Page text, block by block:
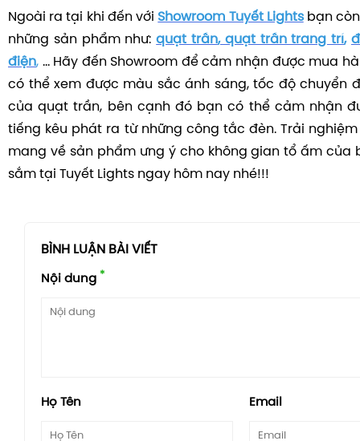
Ngoài ra tại khi đến với Showroom Tuyết Lightsbạn
những sản phẩm như:quạt trần,quạt trần trang trí,
điện, ... Hãy đến Showroom để cảm nhận được mua
có thể xem được màu sắc ánh sáng, tốc độ chuyển
của quạt trần, bên cạnh đó bạn có thể cảm nhận
tiếng kêu phát ra từ những công tắc đèn. Trải
mang về sản phẩm ưng ý cho không gian tổ ấm của
sắm tại Tuyết Lights ngay hôm nay nhé!!!
BÌNH LUẬN BÀI VIẾT
Nội dung *
Họ Tên Email